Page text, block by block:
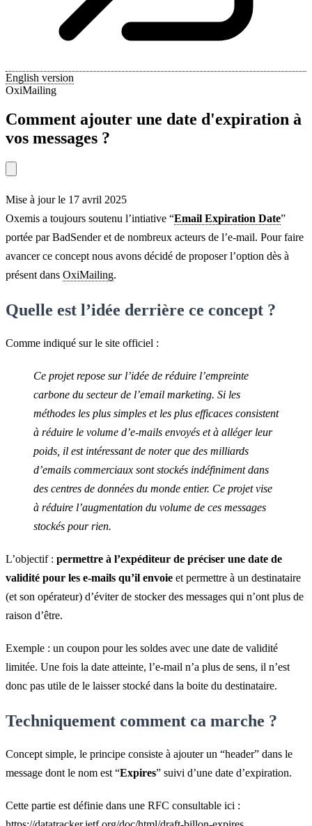
English version
OxiMailing
Comment ajouter une date d'expiration à
vos messages ?
Mise à jour le 17 avril 2025
Oxemis a toujours soutenu l’intiative “Email Expiration Date”
portée par BadSender et de nombreux acteurs de l’e-mail. Pour faire
avancer ce concept nous avons décidé de proposer l’option dès à
présent dans OxiMailing.
Quelle est l’idée derrière ce concept ?
Comme indiqué sur le site officiel :
Ce projet repose sur l’idée de réduire l’empreinte
carbone du secteur de l’email marketing. Si les
méthodes les plus simples et les plus efficaces consistent
à réduire le volume d’e-mails envoyés et à alléger leur
poids, il est intéressant de noter que des milliards
d’emails commerciaux sont stockés indéfiniment dans
des centres de données du monde entier. Ce projet vise
à réduire l’augmentation du volume de ces messages
stockés pour rien.
L’objectif : permettre à l’expéditeur de préciser une date de
validité pour les e-mails qu’il envoie et permettre à un destinataire
(et son opérateur) d’éviter de stocker des messages qui n’ont plus de
raison d’être.
Exemple : un coupon pour les soldes avec une date de validité
limitée. Une fois la date atteinte, l’e-mail n’a plus de sens, il n’est
donc pas utile de le laisser stocké dans la boite du destinataire.
Techniquement comment ca marche ?
Concept simple, le principe consiste à ajouter un “header” dans le
message dont le nom est “Expires” suivi d’une date d’expiration.
Cette partie est définie dans une RFC consultable ici :